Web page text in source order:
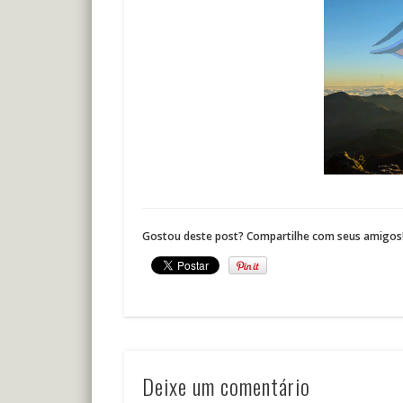
Gostou deste post? Compartilhe com seus
Deixe um comentário